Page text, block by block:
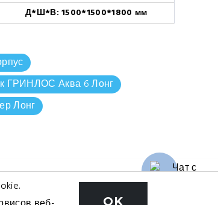
Д*Ш*В: 1500*1500*1800 мм
ГРИНЛОС Аква 6 Лонг
Лонг
OK